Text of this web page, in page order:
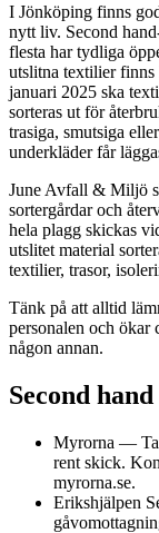
I Jönköping finns
nytt liv. Second
flesta har tydliga
utslitna textilier finns
januari 2025 ska
sorteras ut för
trasiga, smutsiga
underkläder får
June Avfall & Miljö
sortergårdar och
hela plagg skickas
utslitet material
textilier, trasor,
Tänk på att alltid
personalen och ökar
någon annan.
Second
Myrorna —
rent skick.
myrorna.se.
Erikshjälpen